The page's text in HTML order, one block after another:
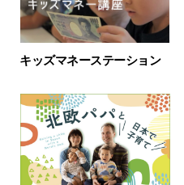
キッズマネーステーション